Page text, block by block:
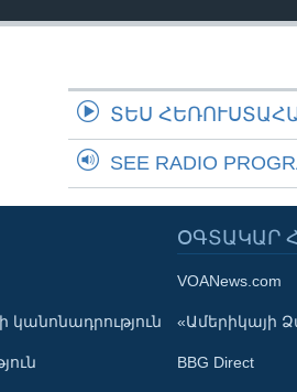
ՏԵՍ
SEE RADIO
կանոնադրություն
ՕԳՏԱԿԱՐ
VOANews.com
«Ամերիկայի
BBG Direct